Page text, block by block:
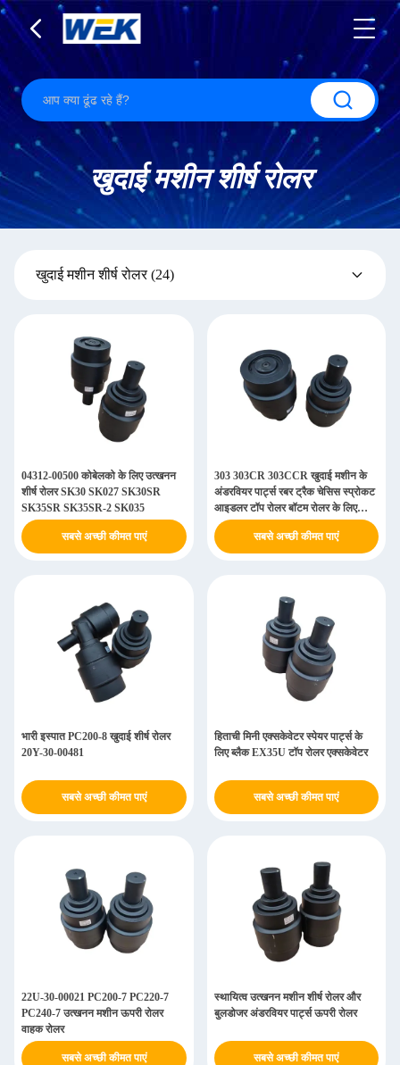
खुदाई मशीन शीर्ष रोलर
खुदाई मशीन शीर्ष रोलर(24)
04312-00500 कोबेलको के लिए उत्खनन
शीर्ष रोलर SK30 SK027 SK30SR
SK35SR SK35SR-2 SK035
सबसे अच्छी कीमत पाएं
303 303CR 303CCR खुदाई मशीन के
अंडरवियर पार्ट्स रबर ट्रैक चेसिस स्प्रोकट
आइडलर टॉप रोलर बॉटम रोलर के लिए
कैटरपिलर
सबसे अच्छी कीमत पाएं
भारी इस्पात PC200-8 खुदाई शीर्ष रोलर
20Y-30-00481
सबसे अच्छी कीमत पाएं
हिताची मिनी एक्सकेवेटर स्पेयर पार्ट्स के
लिए ब्लैक EX35U टॉप रोलर एक्सकेवेटर
सबसे अच्छी कीमत पाएं
22U-30-00021 PC200-7 PC220-7
PC240-7 उत्खनन मशीन ऊपरी रोलर
वाहक रोलर
सबसे अच्छी कीमत पाएं
स्थायित्व उत्खनन मशीन शीर्ष रोलर और
बुलडोजर अंडरवियर पार्ट्स ऊपरी रोलर
सबसे अच्छी कीमत पाएं